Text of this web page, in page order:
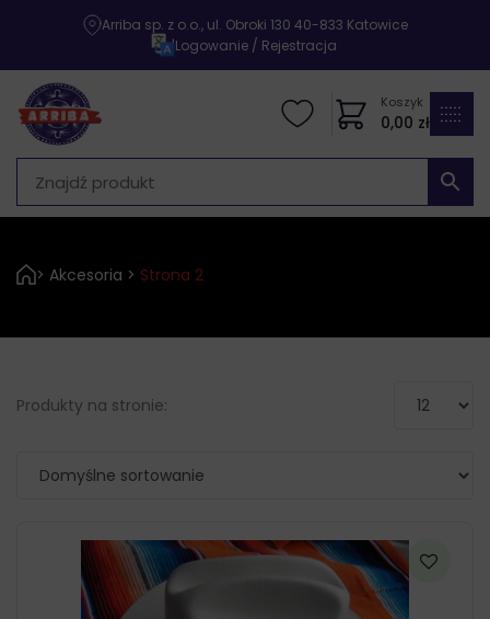
Arriba sp. z o.o., ul. Obroki 130 40-833 Katowice
|Logowanie / Rejestracja
Koszyk
0,00 zł
> Akcesoria > Strona 2
Produkty na stronie: